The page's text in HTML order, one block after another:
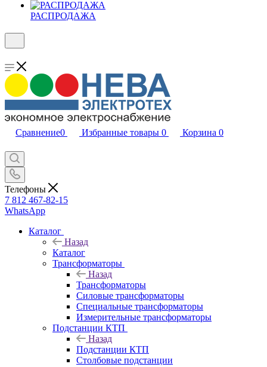
РАСПРОДАЖА
Сравнение0 Избранные товары 0 Корзина 0
Телефоны
7 812 467-82-15
WhatsApp
Каталог
Назад
Каталог
Трансформаторы
Назад
Трансформаторы
Силовые трансформаторы
Специальные трансформаторы
Измерительные трансформаторы
Подстанции КТП
Назад
Подстанции КТП
Столбовые подстанции